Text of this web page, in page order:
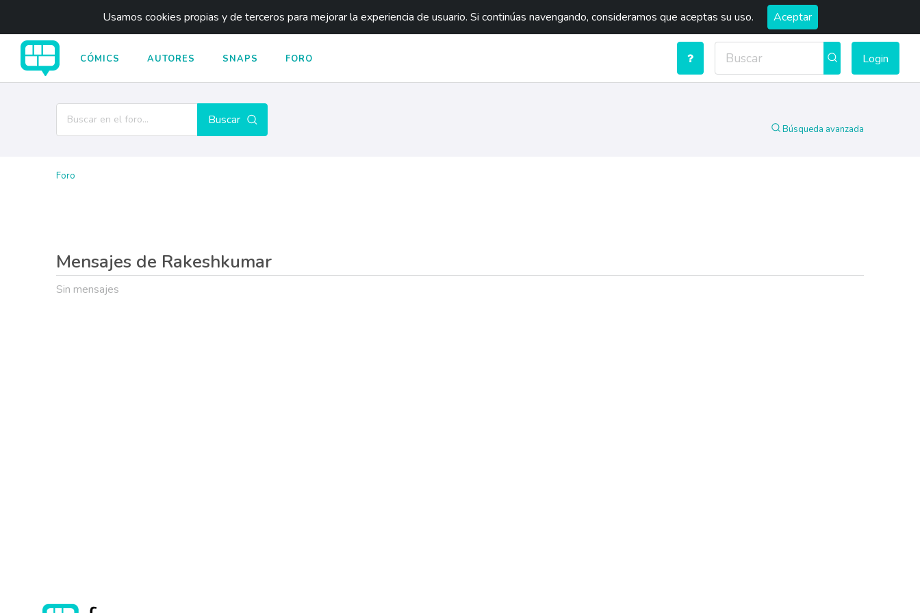
Usamos cookies propias y de terceros para mejorar la experiencia de usuario. Si continúas navengando, consideramos que aceptas su uso. Aceptar
CÓMICS AUTORES SNAPS FORO Login
Buscar
Búsqueda avanzada
Foro
Mensajes de Rakeshkumar
Sin mensajes